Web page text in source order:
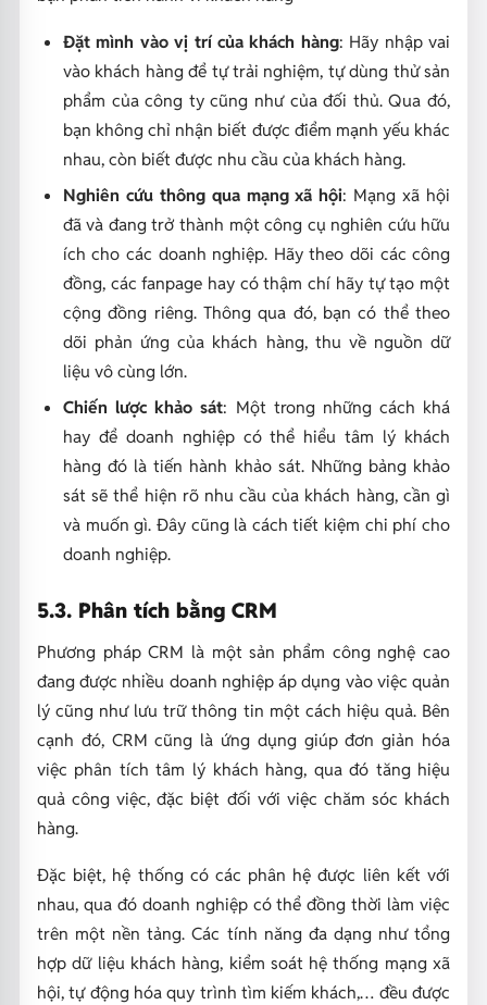
Đặt mình vào vị trí của khách hàng: Hãy nhập vai
vào khách hàng để tự trải nghiệm, tự dùng thử sản
phẩm của công ty cũng như của đối thủ. Qua đó,
bạn không chỉ nhận biết được điểm mạnh yếu khác
nhau, còn biết được nhu cầu của khách hàng.
Nghiên cứu thông qua mạng xã hội: Mạng xã hội
đã và đang trở thành một công cụ nghiên cứu hữu
ích cho các doanh nghiệp. Hãy theo dõi các công
đồng, các fanpage hay có thậm chí hãy tự tạo một
cộng đồng riêng. Thông qua đó, bạn có thể theo
dõi phản ứng của khách hàng, thu về nguồn dữ
liệu vô cùng lớn.
Chiến lược khảo sát: Một trong những cách khá
hay để doanh nghiệp có thể hiểu tâm lý khách
hàng đó là tiến hành khảo sát. Những bảng khảo
sát sẽ thể hiện rõ nhu cầu của khách hàng, cần gì
và muốn gì. Đây cũng là cách tiết kiệm chi phí cho
doanh nghiệp.
5.3. Phân tích bằng CRM
Phương pháp CRM là một sản phẩm công nghệ cao
đang được nhiều doanh nghiệp áp dụng vào việc quản
lý cũng như lưu trữ thông tin một cách hiệu quả. Bên
cạnh đó, CRM cũng là ứng dụng giúp đơn giản hóa
việc phân tích tâm lý khách hàng, qua đó tăng hiệu
quả công việc, đặc biệt đối với việc chăm sóc khách
hàng.
Đặc biệt, hệ thống có các phân hệ được liên kết với
nhau, qua đó doanh nghiệp có thể đồng thời làm việc
trên một nền tảng. Các tính năng đa dạng như tổng
hợp dữ liệu khách hàng, kiểm soát hệ thống mạng xã
hội, tự động hóa quy trình tìm kiếm khách,… đều được